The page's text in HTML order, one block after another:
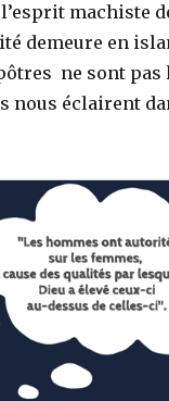
machiste
demeure en
ne sont pas
nous éclairent